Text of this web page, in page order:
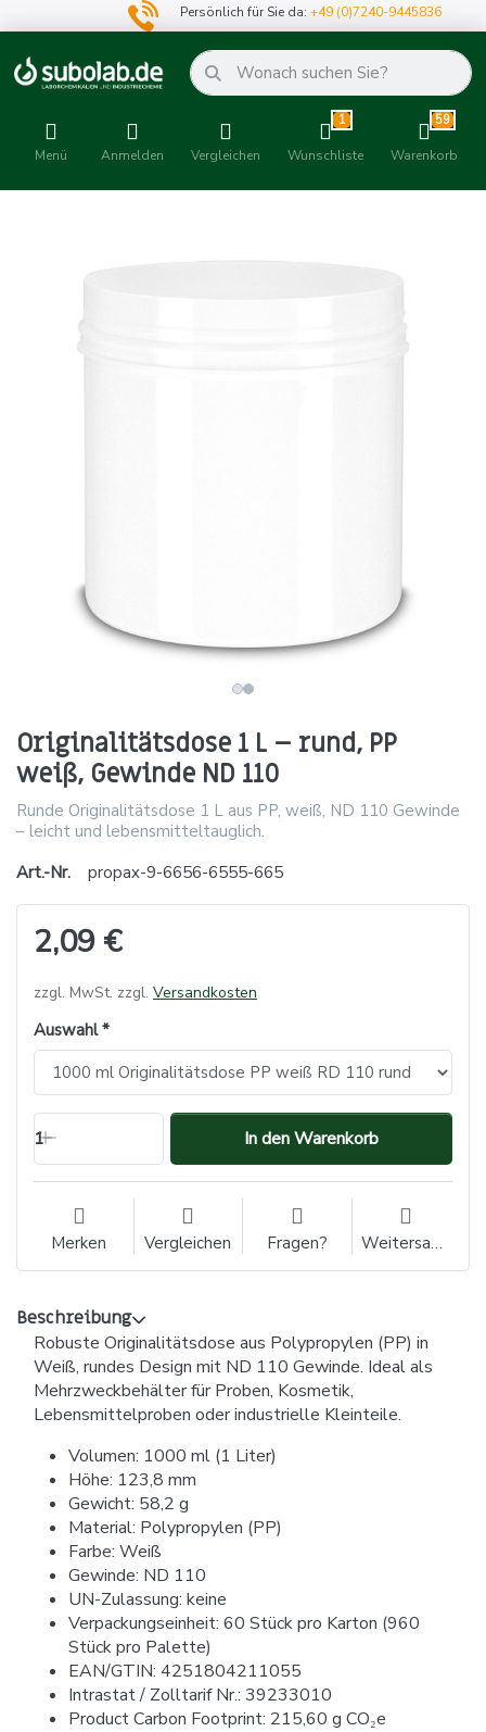
Persönlich für Sie da:+49 (0)7240-9445836
Menü Anmelden Vergleichen
1
Wunschliste
59
Warenkorb
Originalitätsdose 1 L – rund, PP
weiß, Gewinde ND 110
Runde Originalitätsdose 1 L aus PP, weiß, ND 110 Gewinde
– leicht und lebensmitteltauglich.
Art.-Nr.
propax-9-6656-6555-665
2,09 €
zzgl. MwSt. zzgl. Versandkosten
Auswahl
1 In den Warenkorb
Merken Vergleichen Fragen? Weitersagen
Beschreibung
Robuste Originalitätsdose aus Polypropylen (PP) in
Weiß, rundes Design mit ND 110 Gewinde. Ideal als
Mehrzweckbehälter für Proben, Kosmetik,
Lebensmittelproben oder industrielle Kleinteile.
Volumen: 1000 ml (1 Liter)
Höhe: 123,8 mm
Gewicht: 58,2 g
Material: Polypropylen (PP)
Farbe: Weiß
Gewinde: ND 110
UN-Zulassung: keine
Verpackungseinheit: 60 Stück pro Karton (960
Stück pro Palette)
EAN/GTIN: 4251804211055
Intrastat / Zolltarif Nr.: 39233010
Product Carbon Footprint: 215,60 g CO₂e